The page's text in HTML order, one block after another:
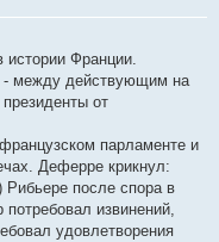
истории Франции.
- между действующим на
от
парламенте и
Деферре крикнул:
Рибьере после спора в
извинений,
удовлетворения